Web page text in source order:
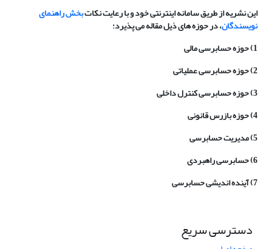
این نشریه از طریق سامانه اینترنتی خود و با رعایت نکاتبخش راهنمای
نویسندگان، در حوزه های ذیل مقاله می پذیرد:
1) حوزه حسابرسی مالی
2) حوزه حسابرسی عملیاتی
3) حوزه حسابرسی کنترل داخلی
4) حوزه بازرس قانونی
5) مدیریت حسابرسی
6) حسابرسی راهبردی
7) آینده اندیشی حسابرسی
دسترسی سریع